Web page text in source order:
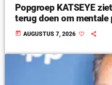
Popgroep KATSEYE
terug doen om mentale
today AUGUSTUS 7, 2026